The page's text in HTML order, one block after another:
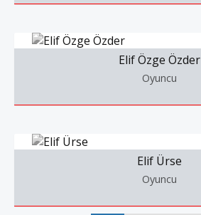
Elif Özge Özder
Oyuncu
Elif Ürse
Oyuncu